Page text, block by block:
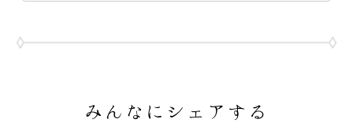
みんなにシェアする